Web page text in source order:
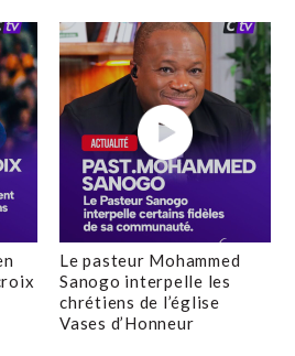
Le pasteur Mohammed
Sanogo interpelle les
chrétiens de l’église
Vases d’Honneur